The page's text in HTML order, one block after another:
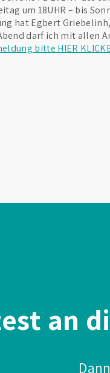
um 18UHR – bis
hat Egbert
darf ich mit allen
bitte HIER
an